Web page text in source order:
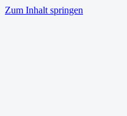
Zum Inhalt springen